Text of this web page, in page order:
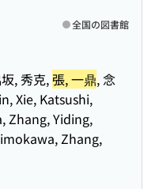
, 秀克,張, 一鼎, 念
Xie, Katsushi,
Zhang, Yiding,
Zhang,
全国の図書館